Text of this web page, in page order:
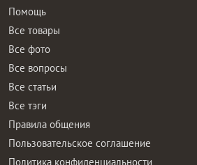
Помощь
Все товары
Все фото
Все вопросы
Все статьи
Все тэги
Правила общения
Пользовательское соглашение
Политика конфиденциальности